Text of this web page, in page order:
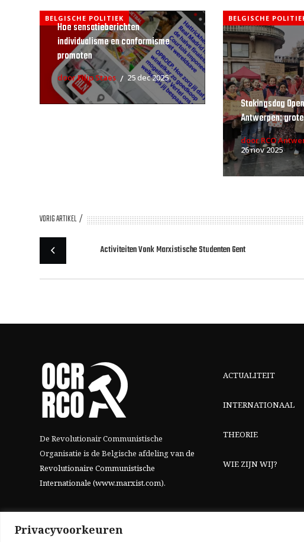
Privacyvoorkeuren
BELGISCHE POLITIEK
Hoe sensatieberichten
individualisme en conformisme
promoten
door Filip Staes 25 dec 2025
BELGISCHE
Stakingsdag
Antwerpen:
door RCO
26 nov 2025
VORIG ARTIKEL
Activiteiten Vonk Marxistische Studenten Gent
De Revolutionair Communistische
Organisatie is de Belgische afdeling vande
Revolutionaire Communistische
Internationale (www.marxist.com).
ACTUALITEIT
INTERNATIONAAL
THEORIE
WIE ZIJN WIJ?